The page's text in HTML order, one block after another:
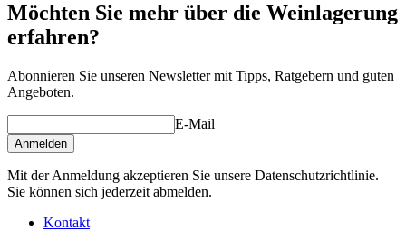
Möchten Sie mehr über die Weinlagerung
erfahren?
Abonnieren Sie unseren Newsletter mit Tipps, Ratgebern und guten
Angeboten.
E-Mail
Anmelden
Mit der Anmeldung akzeptieren Sie unsere Datenschutzrichtlinie.
Sie können sich jederzeit abmelden.
Kontakt